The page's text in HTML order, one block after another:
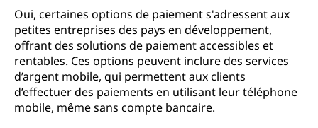
Oui, certaines options de paiement s'adressent aux
petites entreprises des pays en développement,
offrant des solutions de paiement accessibles et
rentables. Ces options peuvent inclure des services
d’argent mobile, qui permettent aux clients
d’effectuer des paiements en utilisant leur téléphone
mobile, même sans compte bancaire.